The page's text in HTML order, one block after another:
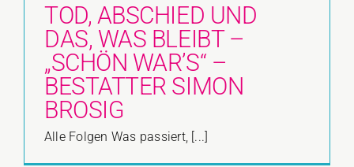
TOD, ABSCHIED UND
DAS, WAS BLEIBT –
„SCHÖN WAR’S“ –
BESTATTER SIMON
BROSIG
Alle Folgen Was passiert, [...]